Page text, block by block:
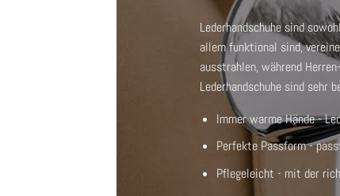
Lederhandschuhe sind
allem funktional sind,
ausstrahlen, während
Lederhandschuhe sind sehr
Immer warme Hände -
Perfekte Passform -
Pflegeleicht - mit der